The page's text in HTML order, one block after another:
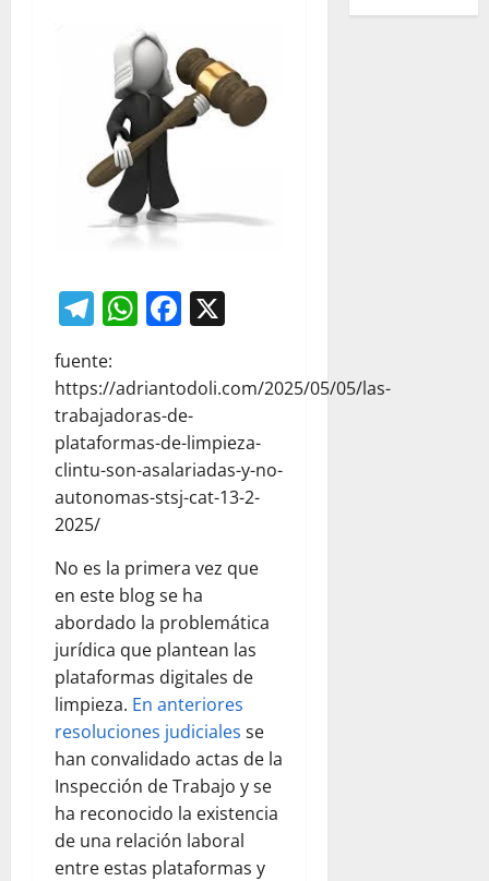
Telegram
WhatsApp
Facebook
fuente:
https://adriantodoli.com/2025/05/05/las-
trabajadoras-de-
plataformas-de-limpieza-
clintu-son-asalariadas-y-no-
autonomas-stsj-cat-13-2-
2025/
No es la primera vez que
en este blog se ha
abordado la problemática
jurídica que plantean las
plataformas digitales de
limpieza. En anteriores
resoluciones judiciales se
han convalidado actas de la
Inspección de Trabajo y se
ha reconocido la existencia
de una relación laboral
entre estas plataformas y